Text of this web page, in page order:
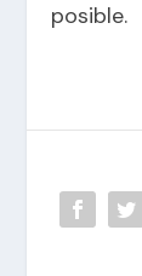
posible.